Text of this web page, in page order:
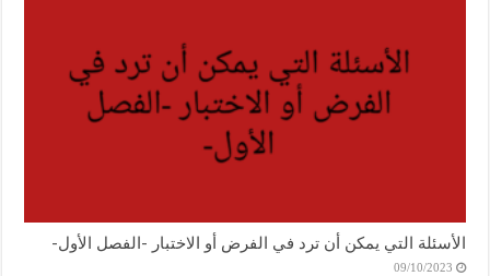
الأسئلة التي يمكن أن ترد في الفرض أو الاختبار -الفصل الأول-
09/10/2023